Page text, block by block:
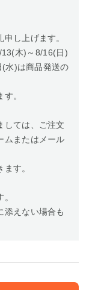
し上げます。
木)～8/16(日)
水)は商品発送の
。
しては、ご注文
ムまたはメール
す。
添えない場合も